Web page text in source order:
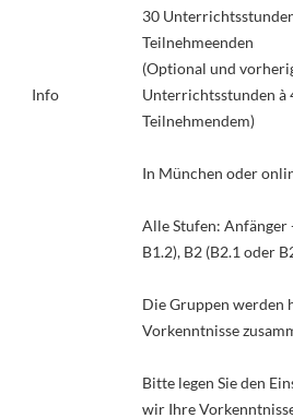
Info
30
Teilnehmeenden
(Optional und
Unterrichtsstunden à
Teilnehmendem)
In München oder
Alle Stufen: Anfänger
B1.2), B2 (B2.1 oder
Die Gruppen werden
Vorkenntnisse
Bitte legen Sie den
wir Ihre